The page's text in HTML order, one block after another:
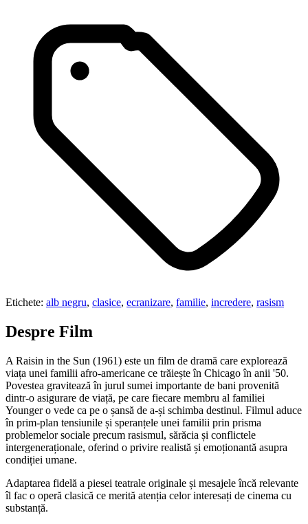
Etichete: alb negru, clasice, ecranizare, familie, incredere, rasism
Despre Film
A Raisin in the Sun (1961) este un film de dramă care explorează
viața unei familii afro-americane ce trăiește în Chicago în anii '50.
Povestea gravitează în jurul sumei importante de bani provenită
dintr-o asigurare de viață, pe care fiecare membru al familiei
Younger o vede ca pe o șansă de a-și schimba destinul. Filmul aduce
în prim-plan tensiunile și speranțele unei familii prin prisma
problemelor sociale precum rasismul, sărăcia și conflictele
intergeneraționale, oferind o privire realistă și emoționantă asupra
condiției umane.
Adaptarea fidelă a piesei teatrale originale și mesajele încă relevante
îl fac o operă clasică ce merită atenția celor interesați de cinema cu
substanță.